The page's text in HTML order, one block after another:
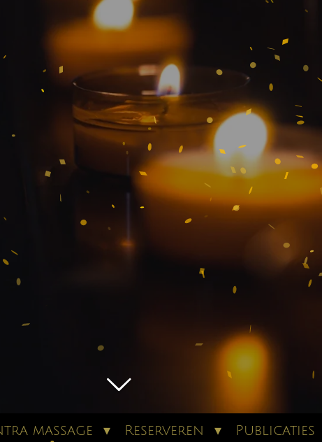
massage Reserveren Publicaties